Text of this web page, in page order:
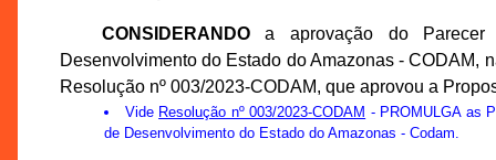
CONSIDERANDOa aprovação do Parecer
Desenvolvimento do Estado do Amazonas - CODAM,
Resolução nº 003/2023-CODAM, que aprovou a
Vide Resolução nº 003/2023-CODAM - PROMULGA as
de Desenvolvimento do Estado do Amazonas - Codam.